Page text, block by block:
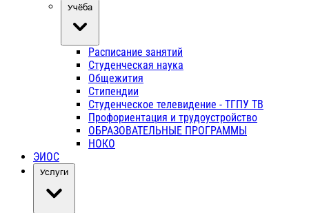
Учёба
Расписание занятий
Студенческая наука
Общежития
Стипендии
Студенческое телевидение - ТГПУ ТВ
Профориентация и трудоустройство
ОБРАЗОВАТЕЛЬНЫЕ ПРОГРАММЫ
НОКО
ЭИОС
Услуги